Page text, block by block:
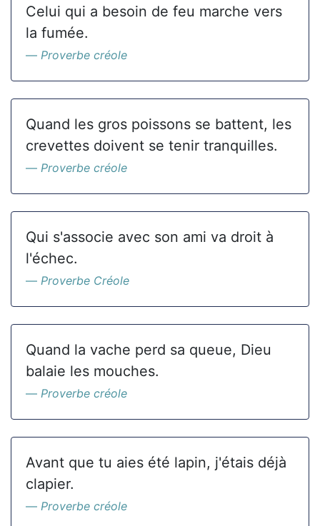
Celui qui a besoin de feu marche vers
la fumée.
Proverbe créole
Quand les gros poissons se battent, les
crevettes doivent se tenir tranquilles.
Proverbe créole
Qui s'associe avec son ami va droit à
l'échec.
Proverbe Créole
Quand la vache perd sa queue, Dieu
balaie les mouches.
Proverbe créole
Avant que tu aies été lapin, j'étais déjà
clapier.
Proverbe créole